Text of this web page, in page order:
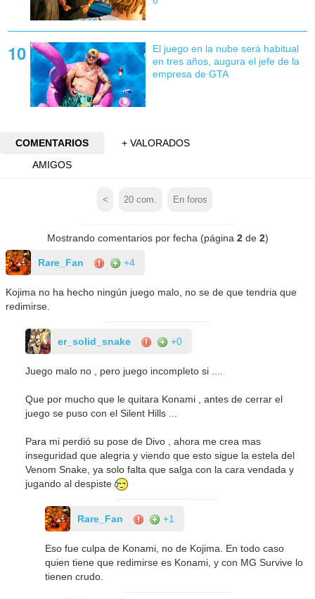
El juego en la nube será habitual
en tres años, augura el jefe de la
empresa de GTA
COMENTARIOS
+ VALORADOS
AMIGOS
< 20 com. En foros
Mostrando comentarios por fecha (página 2de 2)
Rare_Fan +4
Kojima no ha hecho ningún juego malo, no se de que tendria que
redimirse.
er_solid_snake +0
Juego malo no , pero juego incompleto si ....
Que por mucho que le quitara Konami , antes de cerrar el
juego se puso con el Silent Hills ...
Para mi perdió su pose de Divo , ahora me crea mas
inseguridad que alegria y viendo que esto sigue la estela del
Venom Snake, ya solo falta que salga con la cara vendada y
jugando al despiste
Rare_Fan +1
Eso fue culpa de Konami, no de Kojima. En todo caso
quien tiene que redimirse es Konami, y con MG Survive lo
tienen crudo.